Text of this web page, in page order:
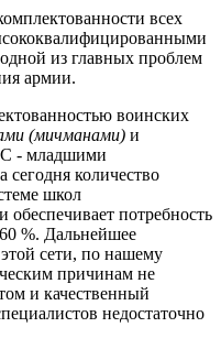
всех
из главных проблем
армии.
воинских
(мичманами) и
- младшими
количество
школ
потребность
%. Дальнейшее
сети, по нашему
причинам не
и качественный
недостаточно